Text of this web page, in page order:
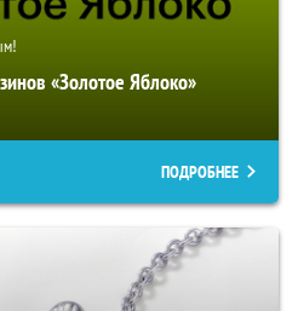
«Золотое Яблоко»
ПОДРОБНЕЕ